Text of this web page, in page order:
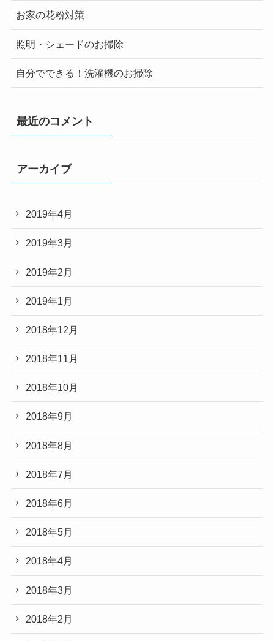
お家の花粉対策
照明・シェードのお掃除
自分でできる！洗濯機のお掃除
最近のコメント
アーカイブ
2019年4月
2019年3月
2019年2月
2019年1月
2018年12月
2018年11月
2018年10月
2018年9月
2018年8月
2018年7月
2018年6月
2018年5月
2018年4月
2018年3月
2018年2月